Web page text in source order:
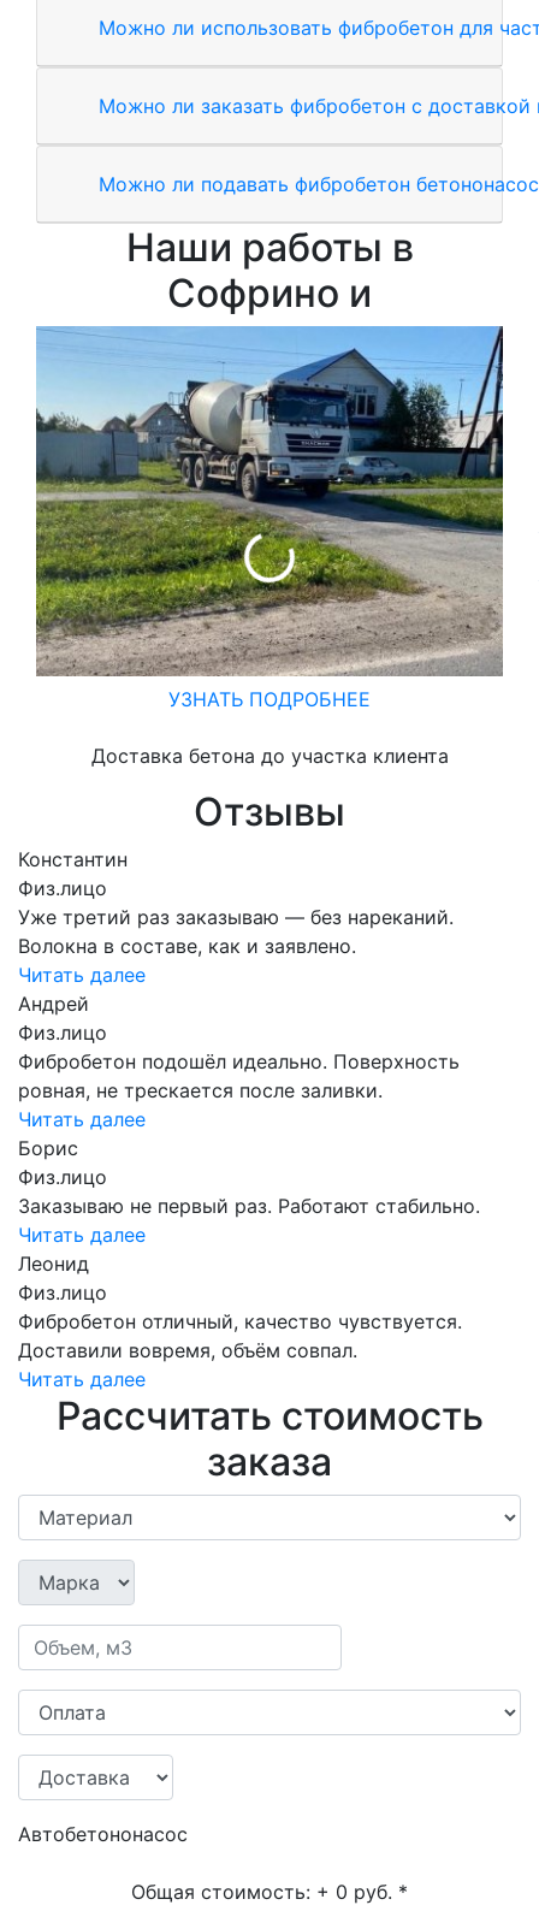
Можно ли использовать фибробетон для
Можно ли заказать фибробетон с
Можно ли подавать фибробетон
Наши работы в
Софрино и
УЗНАТЬ ПОДРОБНЕЕ
Доставка бетона до участка клиента
Отзывы
Константин
Физ.лицо
Уже третий раз заказываю — без нареканий.
Волокна в составе, как и заявлено.
Читать далее
Андрей
Физ.лицо
Фибробетон подошёл идеально. Поверхность
ровная, не трескается после заливки.
Читать далее
Борис
Физ.лицо
Заказываю не первый раз. Работают стабильно.
Читать далее
Леонид
Физ.лицо
Фибробетон отличный, качество чувствуется.
Доставили вовремя, объём совпал.
Читать далее
Рассчитать стоимость
заказа
Автобетононасос
Общая стоимость: + 0 руб. *